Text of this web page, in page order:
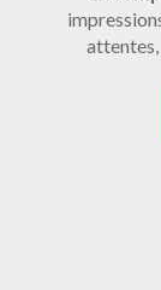
attentes,